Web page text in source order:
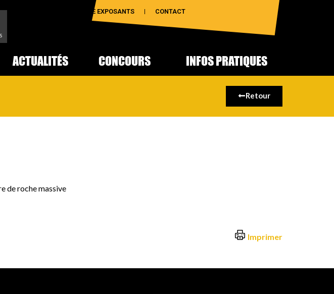
ESPACE EXPOSANTS CONTACT
ACTUALITÉS CONCOURS INFOS PRATIQUES
Retour
de roche massive
Imprimer